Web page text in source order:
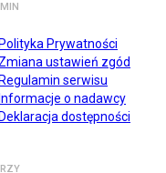
Polityka Prywatności
Zmiana ustawień zgód
Regulamin serwisu
Informacje o nadawcy
Deklaracja dostępności